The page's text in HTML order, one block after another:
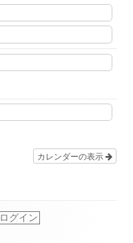
カレンダーの表示
ログイン